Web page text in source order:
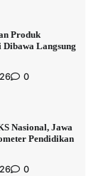
Produk
Dibawa Langsung
0
Nasional, Jawa
Pendidikan
0